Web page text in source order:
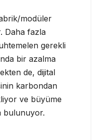
modüler
Daha fazla
gerekli
bir azalma
de, dijital
karbondan
ve büyüme
bulunuyor.